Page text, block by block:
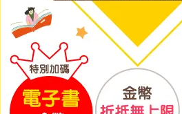
頁
客服中心
購物說明
合作與
異業合作